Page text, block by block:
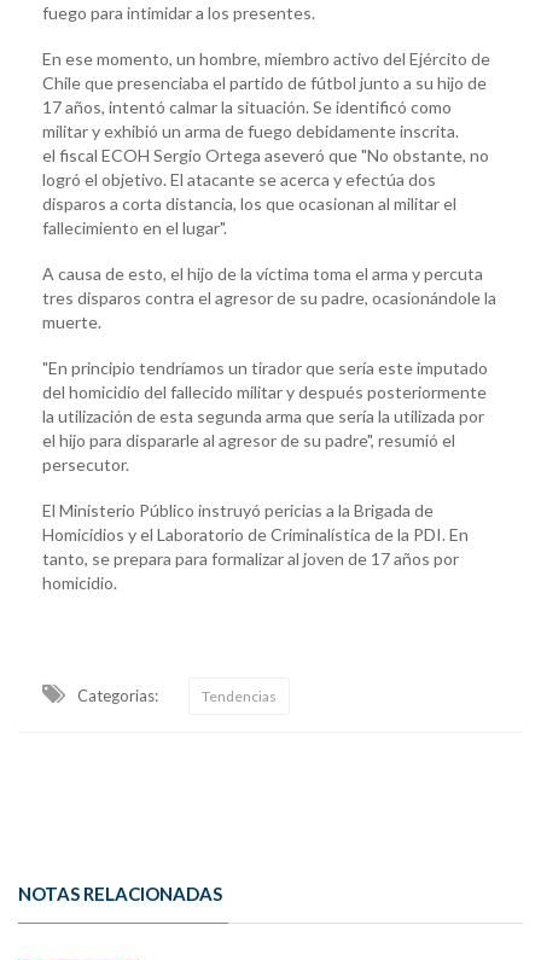
fuego para intimidar a los presentes.
En ese momento, un hombre, miembro activo del Ejército de
Chile que presenciaba el partido de fútbol junto a su hijo de
17 años, intentó calmar la situación. Se identificó como
militar y exhibió un arma de fuego debidamente inscrita.
el fiscal ECOH Sergio Ortega aseveró que "No obstante, no
logró el objetivo. El atacante se acerca y efectúa dos
disparos a corta distancia, los que ocasionan al militar el
fallecimiento en el lugar".
A causa de esto, el hijo de la víctima toma el arma y percuta
tres disparos contra el agresor de su padre, ocasionándole la
muerte.
"En principio tendríamos un tirador que sería este imputado
del homicidio del fallecido militar y después posteriormente
la utilización de esta segunda arma que sería la utilizada por
el hijo para dispararle al agresor de su padre", resumió el
persecutor.
El Ministerio Público instruyó pericias a la Brigada de
Homicidios y el Laboratorio de Criminalística de la PDI. En
tanto, se prepara para formalizar al joven de 17 años por
homicidio.
Categorias: Tendencias
NOTAS RELACIONADAS